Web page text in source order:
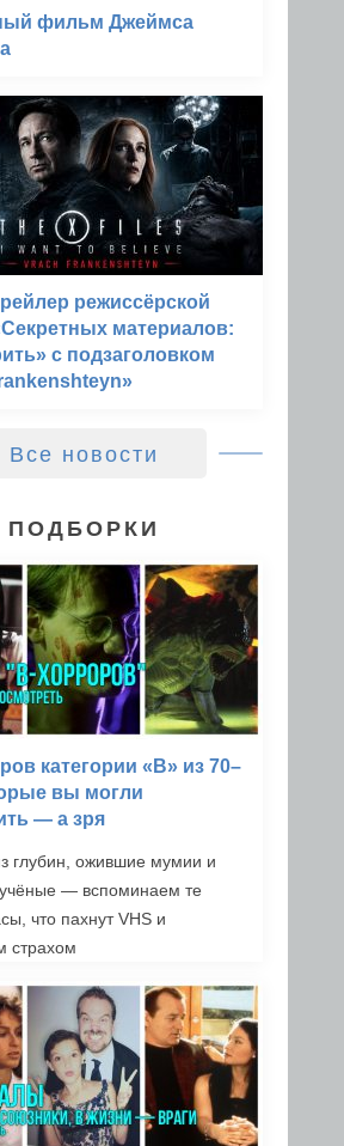
фильм Джеймса
режиссёрской
материалов:
с подзаголовком
Все новости
ПОДБОРКИ
категории «B» из 70–
вы могли
— а зря
глубин, ожившие мумии и
— вспоминаем те
что пахнут VHS и
страхом